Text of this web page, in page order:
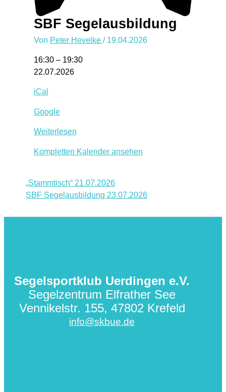
SBF Segelausbildung
Von Peter Hevelke / 19.04.2026
SBF
Segelausbildung
16:30 – 19:30
22.07.2026
iCal
Google
Weiterlesen
Kompletten Kalender ansehen
„Stammtisch“21.07.2026
SBF Segelausbildung23.07.2026
Segelsportklub Uerdingen e.V.
Segelzentrum Elfrather See
Vennikelstr. 155, 47802 Krefeld
info@skbue.de